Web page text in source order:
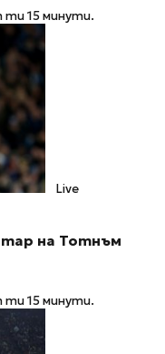
ти 15 минути.
Live
на Тотнъм
ти 15 минути.